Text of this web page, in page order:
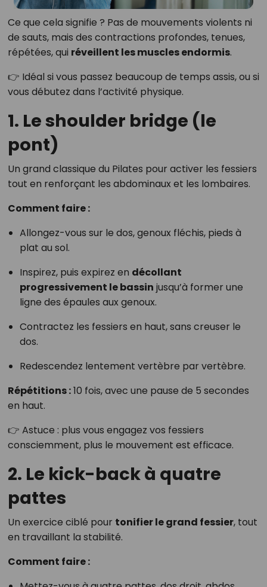
Ce que cela signifie ? Pas de mouvements violents ni
de sauts, mais des contractions profondes, tenues,
répétées, qui réveillent les muscles endormis.
👉 Idéal si vous passez beaucoup de temps assis, ou si
vous débutez dans l’activité physique.
1. Le shoulder bridge (le
pont)
Un grand classique du Pilates pour activer les fessiers
tout en renforçant les abdominaux et les lombaires.
Comment faire :
Allongez-vous sur le dos, genoux fléchis, pieds à
plat au sol.
Inspirez, puis expirez en décollant
progressivement le bassin jusqu’à former une
ligne des épaules aux genoux.
Contractez les fessiers en haut, sans creuser le
dos.
Redescendez lentement vertèbre par vertèbre.
Répétitions :10 fois, avec une pause de 5 secondes
en haut.
👉 Astuce : plus vous engagez vos fessiers
consciemment, plus le mouvement est efficace.
2. Le kick-back à quatre
pattes
Un exercice ciblé pour tonifier le grand fessier, tout
en travaillant la stabilité.
Comment faire :